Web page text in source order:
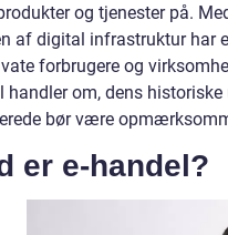
og tjenester på.
af digital infrastruktur har
forbrugere og
handler om, dens
bør være
er e-handel?